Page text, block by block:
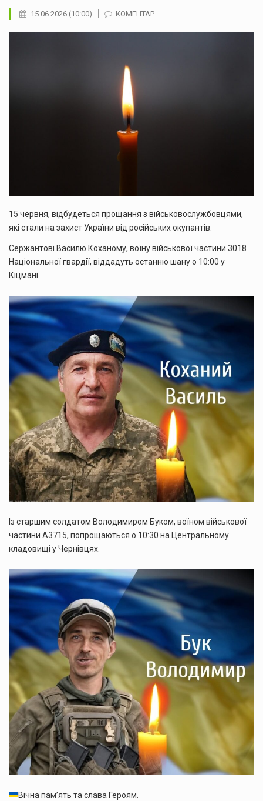
15.06.2026 (10:00) КОМЕНТАР
15 червня, відбудеться прощання з військовослужбовцями,
які стали на захист України від російських окупантів.
Сержантові Василю Коханому, воїну військової частини 3018
Національної гвардії, віддадуть останню шану о 10:00 у
Кіцмані.
Із старшим солдатом Володимиром Буком, воїном військової
частини А3715, попрощаються о 10:30 на Центральному
кладовищі у Чернівцях.
Вічна пам’ять та слава Героям.